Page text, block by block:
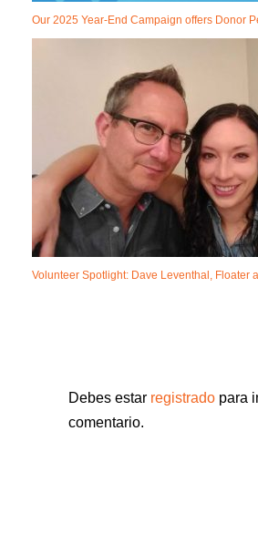
Our 2025 Year-End Campaign offers Donor
Volunteer Spotlight: Dave Leventhal, Floater
Debes estar registrado para
comentario.